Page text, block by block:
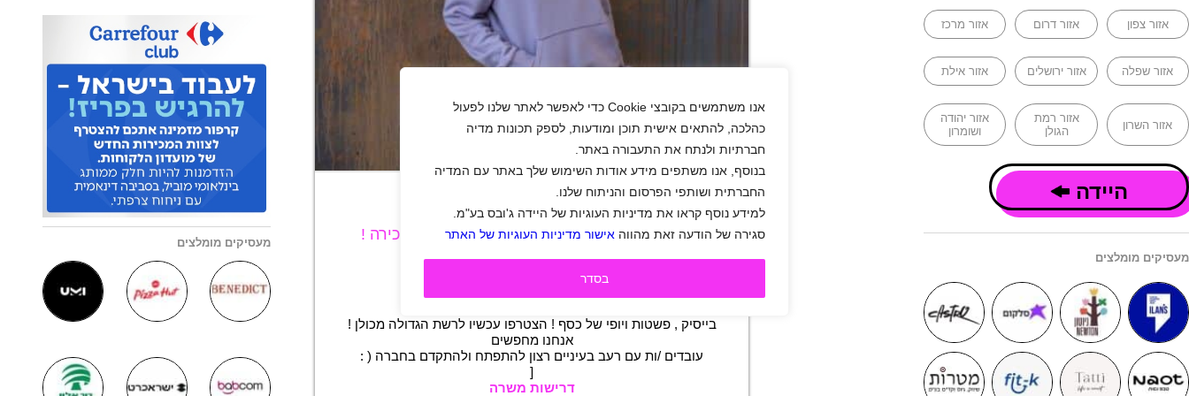
אנו משתמשים בקובצי Cookie כדי לאפשר לאתר שלנו לפעול
כהלכה, להתאים אישית תוכן ומודעות, לספק תכונות מדיה
חברתיות ולנתח את התעבורה באתר.
בנוסף, אנו משתפים מידע אודות השימוש שלך באתר עם המדיה
החברתית ושותפי הפרסום והניתוח שלנו.
למידע נוסף קראו את מדיניות העוגיות של היידה ג'ובס בע"מ.
סגירה של הודעה זאת מהווה אישור מדיניות העוגיות של האתר
בסדר
אזור צפון אזור דרום אזור מרכז
אזור שפלה אזור ירושלים אזור אילת
אזור השרון
אזור רמת
הגולן
אזור יהודה
ושומרון
היידה
מעסיקים מומלצים
+
רשת הבייסיק הגדולה בישראל מגייסת צוותי מכירה !
אזור צפון|גיל 18 ומעלה |עבודה זמנית|
משרה מלאה
בייסיק , פשטות ויופי של כסף ! הצטרפו עכשיו לרשת הגדולה מכולן !
אנחנו מחפשים
עובדים /ות עם רעב בעיניים רצון להתפתח ולהתקדם בחברה ( :
[
דרישות משרה
מעסיקים מומלצים